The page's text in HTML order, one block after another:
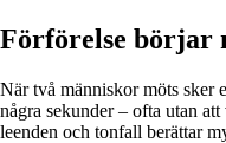
Förförelse börjar
När två människor möts sker
några sekunder – ofta utan
leenden och tonfall berättar